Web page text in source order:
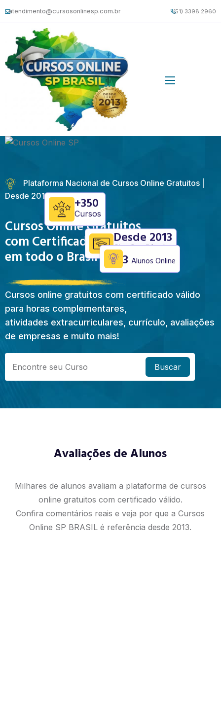
atendimento@cursosonlinesp.com.br (51) 3398.2960
Plataforma Nacional de Cursos Online Gratuitos |
Desde 2013
Cursos Online Gratuitos
com Certificado Válido
em todo o Brasil
Cursos online gratuitos com certificado válido
para horas complementares,
atividades extracurriculares, currículo, avaliações
de empresas e muito mais!
Buscar
+350
Cursos
Desde 2013
Site Confiável
3 Alunos Online
Avaliações de Alunos
Milhares de alunos avaliam a plataforma de cursos
online gratuitos com certificado válido.
Confira comentários reais e veja por que a Cursos
Online SP BRASIL é referência desde 2013.